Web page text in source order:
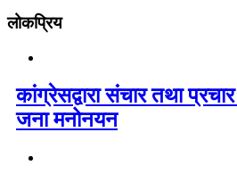
लोकप्रिय
कांग्रेसद्वारा संचार तथा
जना मनोनयन